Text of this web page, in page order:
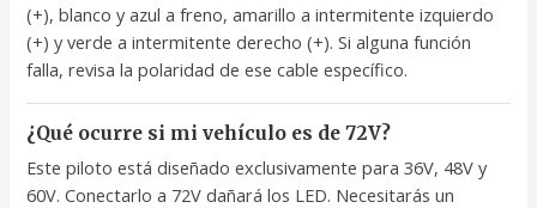
(+), blanco y azul a freno, amarillo a intermitente izquierdo
(+) y verde a intermitente derecho (+). Si alguna función
falla, revisa la polaridad de ese cable específico.
¿Qué ocurre si mi vehículo es de 72V?
Este piloto está diseñado exclusivamente para 36V, 48V y
60V. Conectarlo a 72V dañará los LED. Necesitarás un